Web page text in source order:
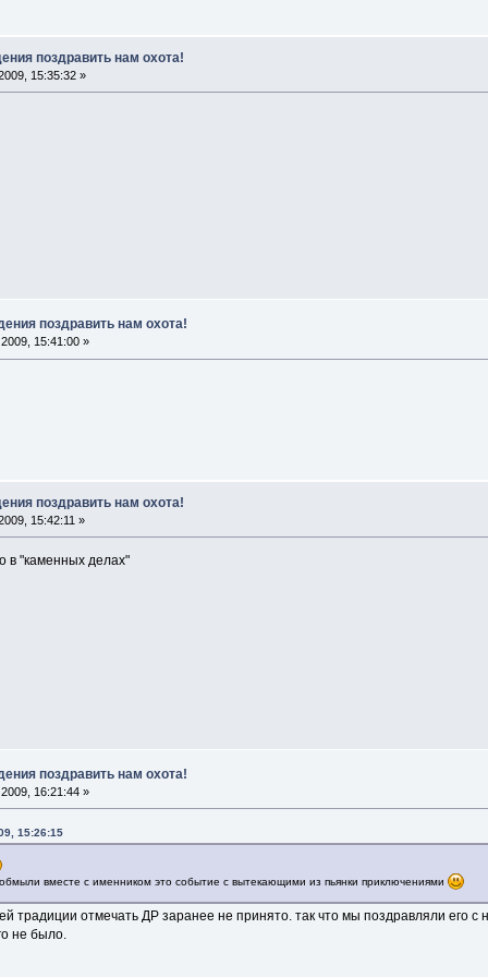
поздравить нам охота!
15:35:32 »
поздравить нам охота!
15:41:00 »
поздравить нам охота!
15:42:11 »
в "каменных делах"
поздравить нам охота!
16:21:44 »
15:26:15
вместе с именником это событие с вытекающими из пьянки приключениями
традиции отмечать ДР заранее не принято. так что мы поздравляли его
не было.